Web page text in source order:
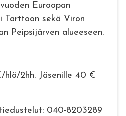
Euroopan
Tarttoon sekä Viron
Peipsijärven alueeseen.
2hh. Jäsenille 40 €
040-8203289